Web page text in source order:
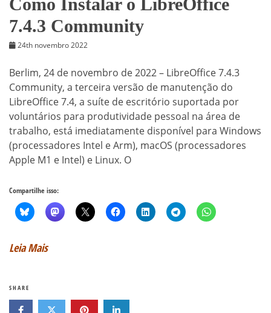
7.4.3 Community
24th novembro 2022
Berlim, 24 de novembro de 2022 – LibreOffice 7.4.3
Community, a terceira versão de manutenção do
LibreOffice 7.4, a suíte de escritório suportada por
voluntários para produtividade pessoal na área de
trabalho, está imediatamente disponível para Windows
(processadores Intel e Arm), macOS (processadores
Apple M1 e Intel) e Linux. O
Compartilhe isso:
Leia Mais
SHARE